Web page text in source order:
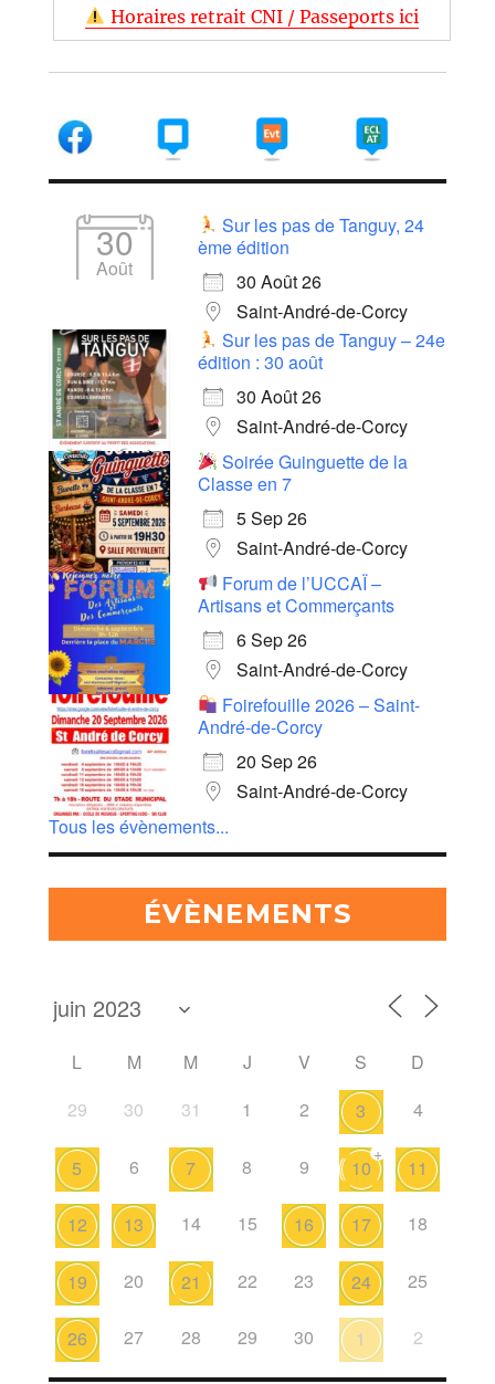
Horaires retrait CNI / Passeports ici
30
Août
Sur les pas de Tanguy, 24
ème édition
30 Août 26
Saint-André-de-Corcy
Sur les pas de Tanguy – 24e
édition : 30 août
30 Août 26
Saint-André-de-Corcy
Soirée Guinguette de la
Classe en 7
5 Sep 26
Saint-André-de-Corcy
Forum de l’UCCAÏ –
Artisans et Commerçants
6 Sep 26
Saint-André-de-Corcy
Foirefouille 2026 – Saint-
André-de-Corcy
20 Sep 26
Saint-André-de-Corcy
Tous les évènements...
ÉVÈNEMENTS
L M M J V S
D
29
30 31 1 2 3 4
5 6 7 8 9 10
+
11
12 13 14 15 16 17 18
19 20 21 22 23 24 25
26 27 28 29 30 1 2